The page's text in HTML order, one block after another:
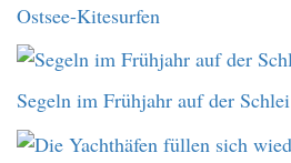
Ostsee-Kitesurfen
Segeln im Frühjahr auf der Schlei